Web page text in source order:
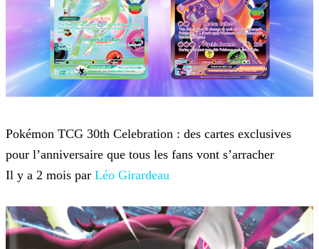
Pokémon TCG 30th Celebration : des cartes exclusives
pour l’anniversaire que tous les fans vont s’arracher
Il y a 2 mois par Léo Girardeau